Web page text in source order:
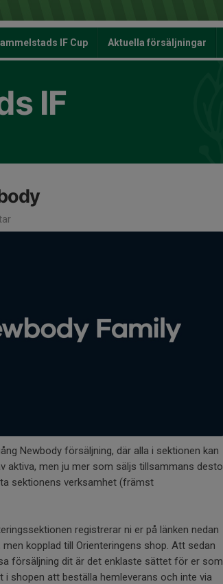
IF Cup Aktuella försäljningar
IF
Newbody försäljning, där alla i sektionen kan
aktiva, men ju mer som säljs tillsammans desto
sektionens verksamhet (främst
registrerar ni er på länken nedan
kopplad till Orienteringens shop. Att sedan
försäljning dit är det enklaste sättet för er som
i shopen att beställa hemleverans och inte via